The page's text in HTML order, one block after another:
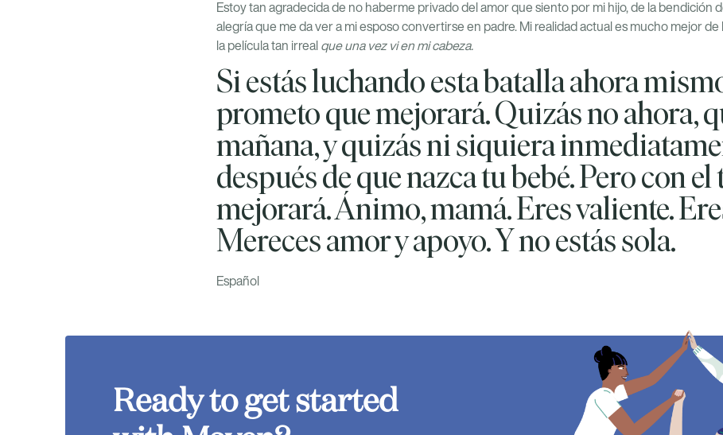
Estoy tan agradecida de no haberme privado del amor que siento por mi hijo, de la bendición
alegría que me da ver a mi esposo convertirse en padre. Mi realidad actual es mucho mejor
la película tan irreal que una vez vi en mi cabeza.
Si estás luchando esta batalla ahora
prometo que mejorará. Quizás no ahora,
mañana, y quizás ni siquiera
después de que nazca tu bebé. Pero con
mejorará. Ánimo, mamá. Eres valiente.
Mereces amor y apoyo. Y no estás sola.
Español
Ready to get started